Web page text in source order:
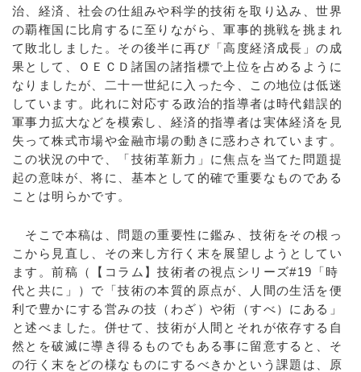
治、経済、社会の仕組みや科学的技術を取り込み、世界
の覇権国に比肩するに至りながら、軍事的挑戦を挑まれ
て敗北しました。その後半に再び「高度経済成長」の成
果として、ＯＥＣＤ諸国の諸指標で上位を占めるように
なりましたが、二十一世紀に入った今、この地位は低迷
しています。此れに対応する政治的指導者は時代錯誤的
軍事力拡大などを模索し、経済的指導者は実体経済を見
失って株式市場や金融市場の動きに惑わされています。
この状況の中で、「技術革新力」に焦点を当てた問題提
起の意味が、将に、基本として的確で重要なものである
ことは明らかです。
そこで本稿は、問題の重要性に鑑み、技術をその根っ
こから見直し、その来し方行く末を展望しようとしてい
ます。前稿（【コラム】技術者の視点シリーズ#19「時
代と共に」）で「技術の本質的原点が、人間の生活を便
利で豊かにする営みの技（わざ）や術（すべ）にある」
と述べました。併せて、技術が人間とそれが依存する自
然とを破滅に導き得るものでもある事に留意すると、そ
の行く末をどの様なものにするべきかという課題は、原